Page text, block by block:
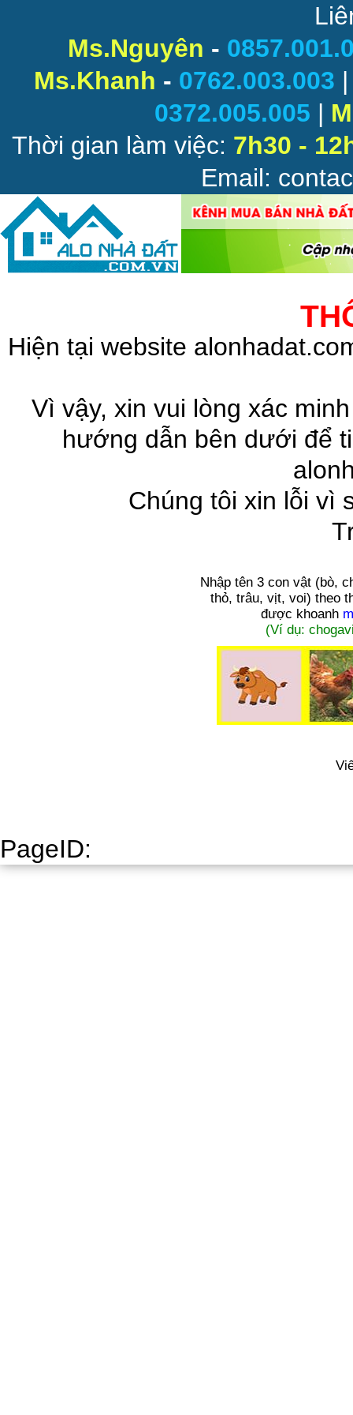
Ms.Nguyên -
Ms.Khanh - 0762.003.003
0372.005.005 |
Thời gian làm việc: 7h30 -
Email:
Hiện tại website
Vì vậy, xin vui lòng xác
hướng dẫn bên dưới để
Chúng tôi xin lỗi vì
Nhập tên 3 con vật (bò,
thỏ, trâu, vịt, voi) theo
được khoanh
(Ví dụ:
PageID: